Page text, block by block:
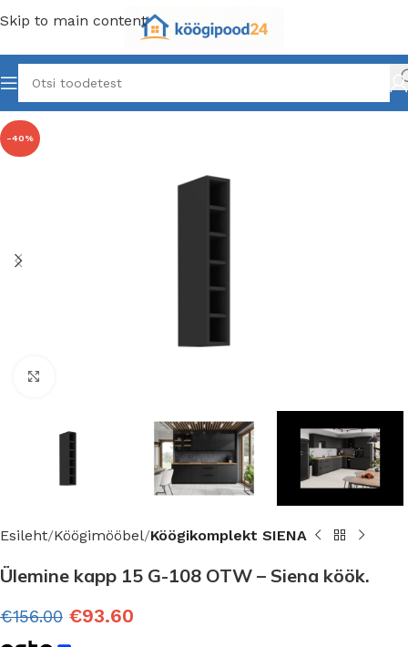
Skip to main content
-40%
Esileht Köögimööbel Köögikomplekt SIENA
Ülemine kapp 15 G-108 OTW – Siena köök.
€156.00 €93.60